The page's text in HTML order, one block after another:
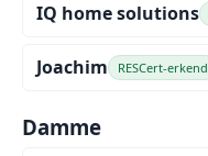
IQ home solutions
Joachim RESCert-erkend
Damme